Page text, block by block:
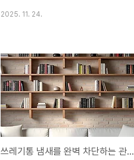
지 필름까지 다섯 가지 생활 팁을 구체적으로
안내합니다. 바로 적용해 겨울철 결로 고민을
해결해 보세요.적정 실내 습도 유지로 자연
결로 억제결로는 실내 온도가 높고 습도가 높
을 때 발생하기 쉽습니다. 온습도계를 두고
실내 습도를 40~60% 사이로 유지하면 결
로를 예방할 수 있습니다. 가습기를 사용할
2025. 11. 24.
쓰레기통 냄새를 완벽 차단하는 관리 비법